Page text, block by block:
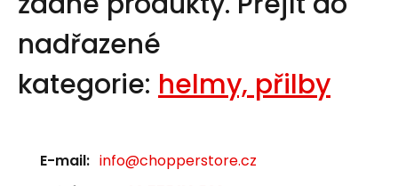
nadřazené
kategorie: helmy, přilby
E-mail: info@chopperstore.cz